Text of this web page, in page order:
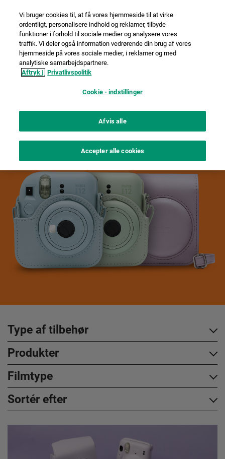
Officielt instax™
tilbehør
Opgrader dit instax™ game med vores
sortiment af tilbehør.
Type af tilbehør
Produkter
Filmtype
Sortér efter
Vi bruger cookies til, at få vores hjemmeside til at virke
ordentligt, personalisere indhold og reklamer, tilbyde
funktioner i forhold til sociale medier og analysere vores
traffik. Vi deler også information vedrørende din brug af vores
hjemmeside på vores sociale medier, i reklamer og med
analytiske samarbejdspartnere.
Aftryk | Privatlivspolitik
Cookie - indstillinger
Afvis alle
Accepter alle cookies